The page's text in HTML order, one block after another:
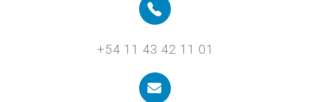
+54 11 43 42 11 01